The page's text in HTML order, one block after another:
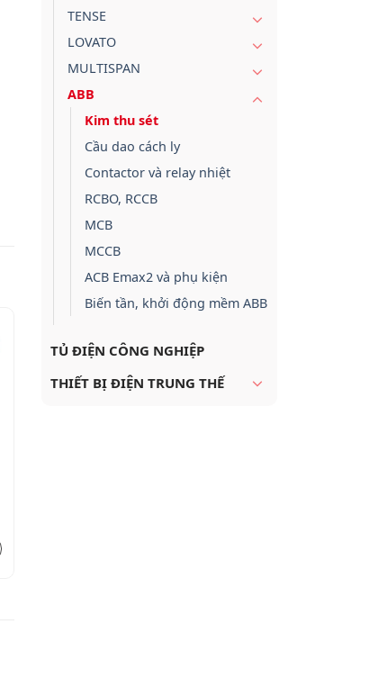
TENSE
LOVATO
MULTISPAN
ABB
Kim thu sét
Cầu dao cách ly
Contactor và relay nhiệt
RCBO, RCCB
MCB
MCCB
ACB Emax2 và phụ kiện
Biến tần, khởi động mềm ABB
TỦ ĐIỆN CÔNG NGHIỆP
THIẾT BỊ ĐIỆN TRUNG THẾ